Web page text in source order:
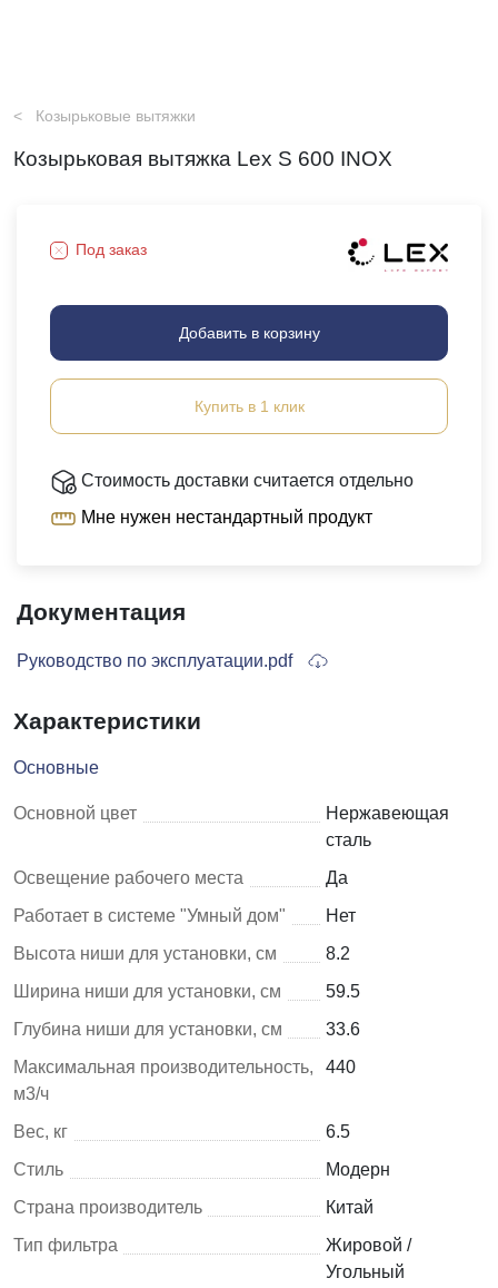
Козырьковые вытяжки
Козырьковая вытяжка Lex S 600 INOX
Документация
Руководство по эксплуатации.pdf
Под заказ
Добавить в корзину
Купить в 1 клик
Стоимость доставки считается отдельно
Мне нужен нестандартный продукт
Характеристики
Основные
Основной цвет
Нержавеющая
сталь
Освещение рабочего места
Да
Работает в системе "Умный дом"
Нет
Высота ниши для установки, см
8.2
Ширина ниши для установки, см
59.5
Глубина ниши для установки, см
33.6
Максимальная производительность,
м3/ч
440
Вес, кг
6.5
Стиль
Модерн
Страна производитель
Китай
Тип фильтра
Жировой /
Угольный